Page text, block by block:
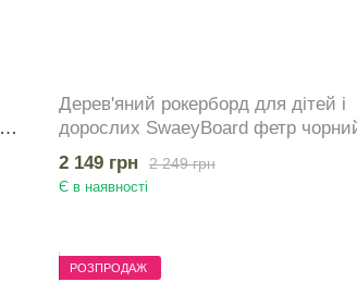
Дерев'яний рокерборд для дітей і
дорослих SwaeyBoard фетр
класичний до 150 кг
2 249 грн
2 149 грн
Є в наявності
РОЗПРОДАЖ